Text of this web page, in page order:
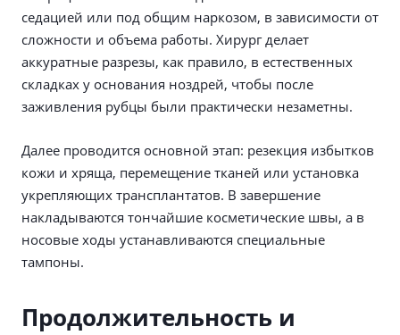
седацией или под общим наркозом, в зависимости от
сложности и объема работы. Хирург делает
аккуратные разрезы, как правило, в естественных
складках у основания ноздрей, чтобы после
заживления рубцы были практически незаметны.
Далее проводится основной этап: резекция избытков
кожи и хряща, перемещение тканей или установка
укрепляющих трансплантатов. В завершение
накладываются тончайшие косметические швы, а в
носовые ходы устанавливаются специальные
тампоны.
Продолжительность и